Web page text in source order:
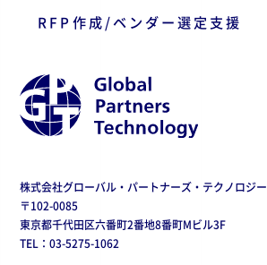
RFP作成/ベンダー選定支援
株式会社グローバル・パートナーズ・テクノロジー
〒102-0085
東京都千代田区六番町2番地8番町Mビル3F
TEL：03-5275-1062